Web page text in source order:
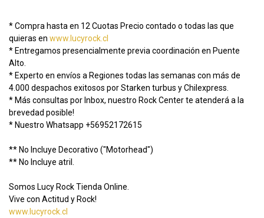
* Compra hasta en 12 Cuotas Precio contado o todas las que
quieras en www.lucyrock.cl
* Entregamos presencialmente previa coordinación en Puente
Alto.
* Experto en envíos a Regiones todas las semanas con más de
4.000 despachos exitosos por Starken turbus y Chilexpress.
* Más consultas por Inbox, nuestro Rock Center te atenderá a la
brevedad posible!
* Nuestro Whatsapp +56952172615
** No Incluye Decorativo ("Motorhead")
** No Incluye atril.
Somos Lucy Rock Tienda Online.
Vive con Actitud y Rock!
www.lucyrock.cl